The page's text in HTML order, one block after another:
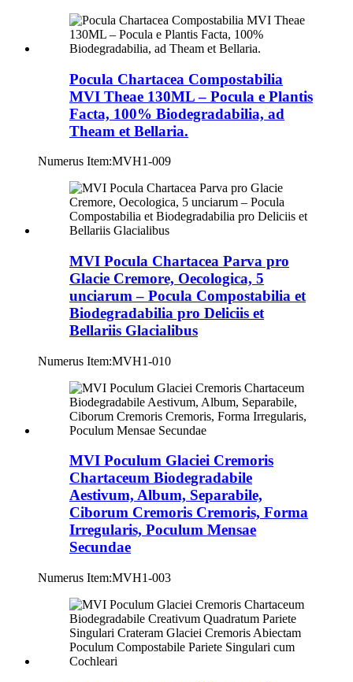
Pocula Chartacea Compostabilia
MVI Theae 130ML – Pocula e Plantis
Facta, 100% Biodegradabilia, ad
Theam et Bellaria.
Numerus Item:MVH1-009
MVI Pocula Chartacea Parva pro
Glacie Cremore, Oecologica, 5
unciarum – Pocula Compostabilia et
Biodegradabilia pro Deliciis et
Bellariis Glacialibus
Numerus Item:MVH1-010
MVI Poculum Glaciei Cremoris
Chartaceum Biodegradabile
Aestivum, Album, Separabile,
Ciborum Cremoris Cremoris, Forma
Irregularis, Poculum Mensae
Secundae
Numerus Item:MVH1-003